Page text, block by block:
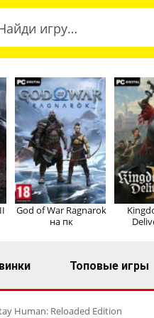
God of War Ragnarok
на пк
Топовые игры
Human: Reloaded Edition